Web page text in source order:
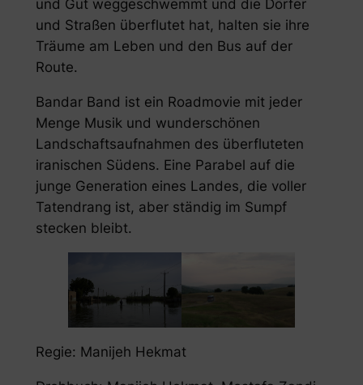
und Gut weggeschwemmt und die Dörfer
und Straßen überflutet hat, halten sie ihre
Träume am Leben und den Bus auf der
Route.
Bandar Band ist ein Roadmovie mit jeder
Menge Musik und wunderschönen
Landschaftsaufnahmen des überfluteten
iranischen Südens. Eine Parabel auf die
junge Generation eines Landes, die voller
Tatendrang ist, aber ständig im Sumpf
stecken bleibt.
Regie: Manijeh Hekmat